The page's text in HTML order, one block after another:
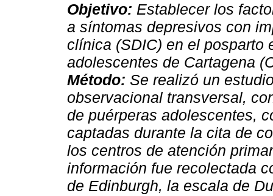
Objetivo: Establecer los
a síntomas depresivos con
clínica (SDIC) en el posparto
adolescentes de Cartagena
Método: Se realizó un
observacional transversal,
de puérperas adolescentes,
captadas durante la cita de
los centros de atención
información fue recolectada
de Edinburgh, la escala de